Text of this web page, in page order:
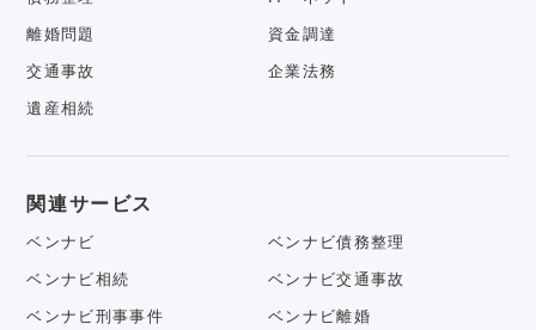
離婚問題 資金調達
交通事故 企業法務
遺産相続
関連サービス
ベンナビ ベンナビ債務整理
ベンナビ相続 ベンナビ交通事故
ベンナビ刑事事件 ベンナビ離婚